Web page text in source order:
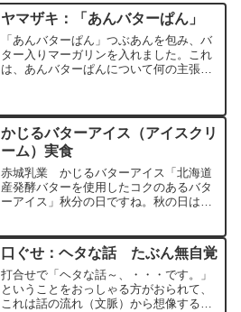
ヤマザキ：「あんバターぱん」
「あんバターぱん」つぶあんを包み、バ
ター入りマーガリンを入れました。これ
は、あんバターぱんについて何の主張も
使われているのでしょうか？世間の流れ
を気にしない私にはタイト...
かじるバターアイス（アイスクリ
ーム）実食
赤城乳業 かじるバターアイス「北海道
産発酵バターを使用したコクのあるバタ
ーアイス」秋分の日ですね。秋の日は全
日かなと私は予測。アイスクリーム日和
です。◆種類別：アイスク...
口ぐせ：ヘタな話 たぶん無自覚
打合せで「ヘタな話～、・・・です。」
ということをおっしゃる方がおられて、
これは話の流れ（文脈）から想像するに